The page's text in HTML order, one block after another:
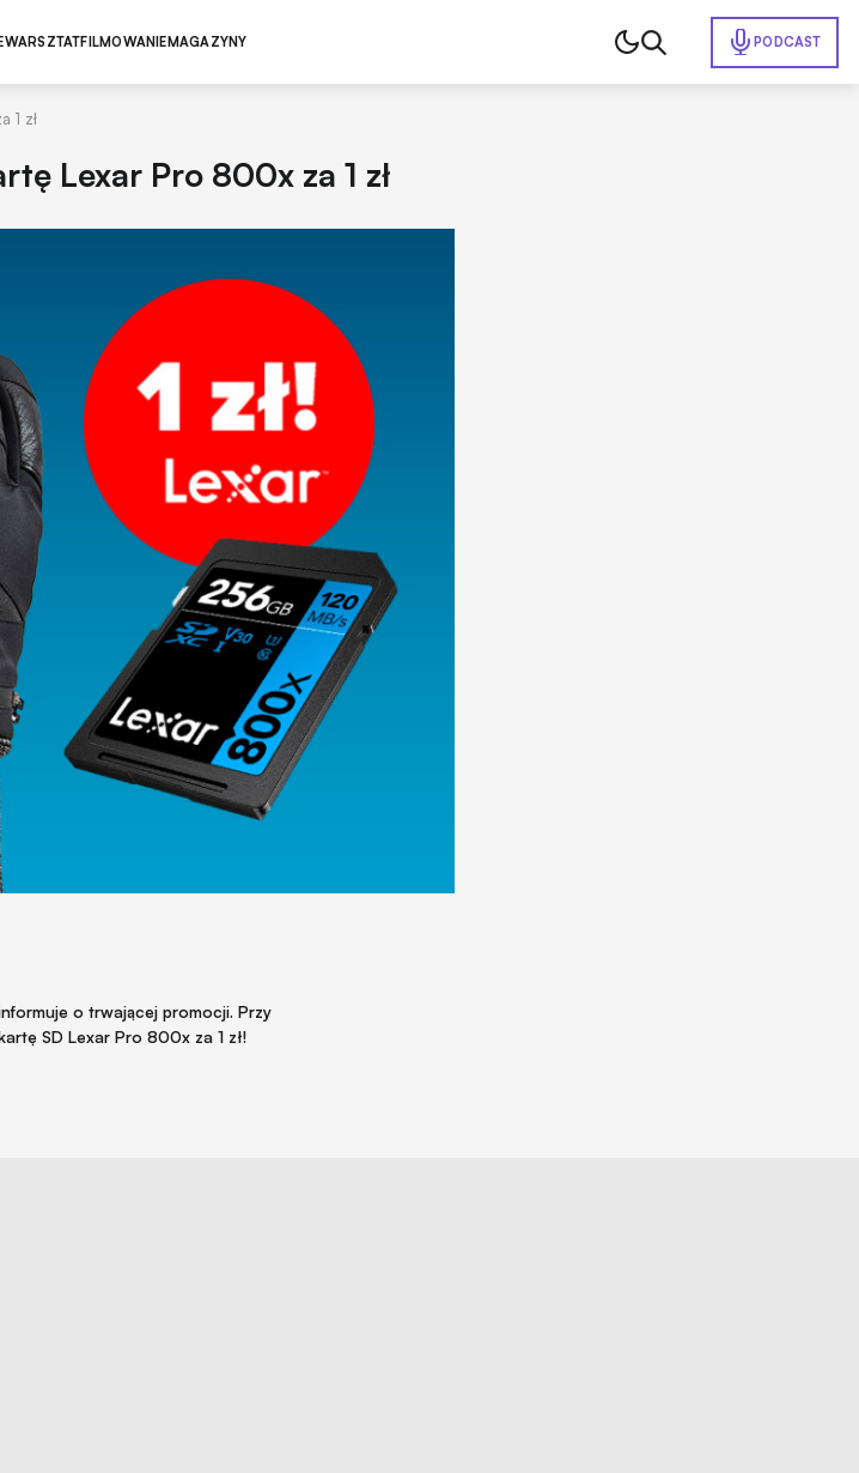
WARSZTATFILMOWANIEMAGAZYNY PODCAST
1 zł
Lexar Pro 800x za 1 zł
o trwającej promocji. Przy
SD Lexar Pro 800x za 1 zł!